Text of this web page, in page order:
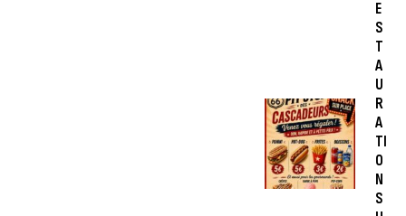
E
S
T
A
U
R
A
TI
O
N
S